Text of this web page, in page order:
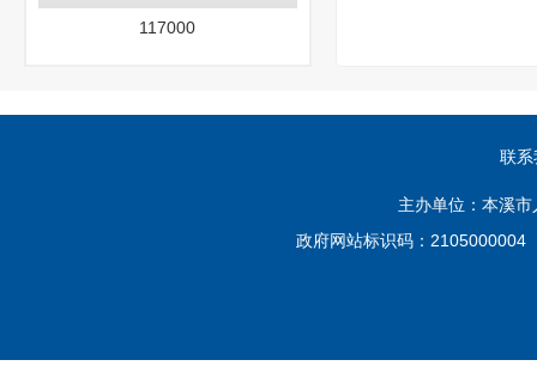
117000
联系
主办单位：本溪
政府网站标识码：